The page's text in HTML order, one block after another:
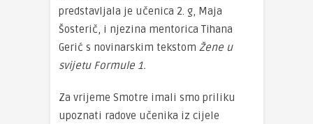
predstavljala je učenica 2. g, Maja
Šosterič, i njezina mentorica Tihana
Gerić s novinarskim tekstom Žene u
svijetu Formule 1.
Za vrijeme Smotre imali smo priliku
upoznati radove učenika iz cijele